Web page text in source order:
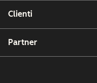
Clienti
Partner